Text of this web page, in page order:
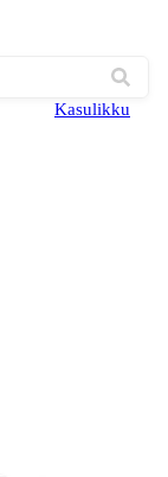
Kasulikku